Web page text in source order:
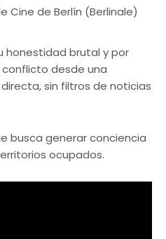
Cine de Berlín (Berlinale)
honestidad brutal y por
desde una
sin filtros de noticias
busca generar conciencia
ocupados.